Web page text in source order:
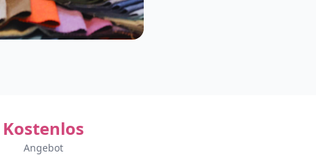
Kostenlos
Angebot